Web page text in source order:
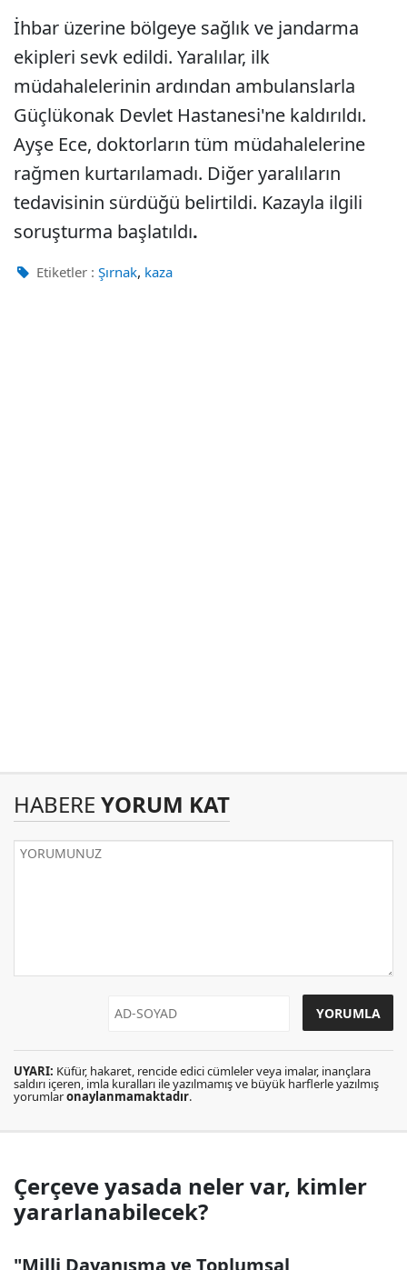
İhbar üzerine bölgeye sağlık ve jandarma
ekipleri sevk edildi. Yaralılar, ilk
müdahalelerinin ardından ambulanslarla
Güçlükonak Devlet Hastanesi'ne kaldırıldı.
Ayşe Ece, doktorların tüm müdahalelerine
rağmen kurtarılamadı. Diğer yaralıların
tedavisinin sürdüğü belirtildi. Kazayla ilgili
soruşturma başlatıldı.
Etiketler : Şırnak, kaza
HABERE YORUM KAT
UYARI: Küfür, hakaret, rencide edici cümleler veya imalar, inançlara
saldırı içeren, imla kuralları ile yazılmamış ve büyük harflerle yazılmış
yorumlaronaylanmamaktadır.
Çerçeve yasada neler var, kimler
yararlanabilecek?
"Milli Dayanışma ve Toplumsal